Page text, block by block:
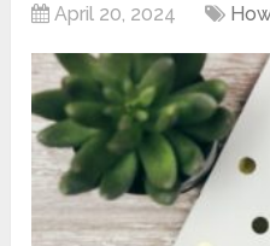
April 20, 2024